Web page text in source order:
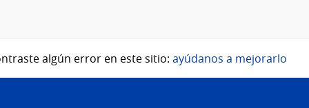
algún error en este sitio: ayúdanos a mejorarlo